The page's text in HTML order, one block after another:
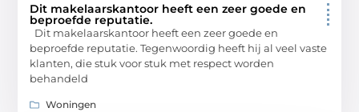
Dit makelaarskantoor heeft een zeer goede en
beproefde reputatie.
Dit makelaarskantoor heeft een zeer goede en
beproefde reputatie. Tegenwoordig heeft hij al veel vaste
klanten, die stuk voor stuk met respect worden
behandeld
Woningen